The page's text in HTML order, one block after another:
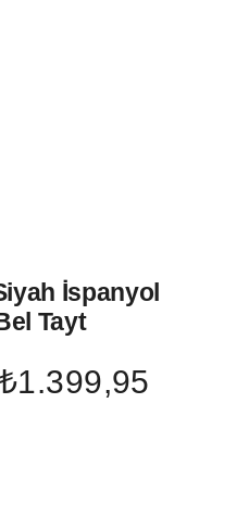
İspanyol
Tayt
₺1.399,95